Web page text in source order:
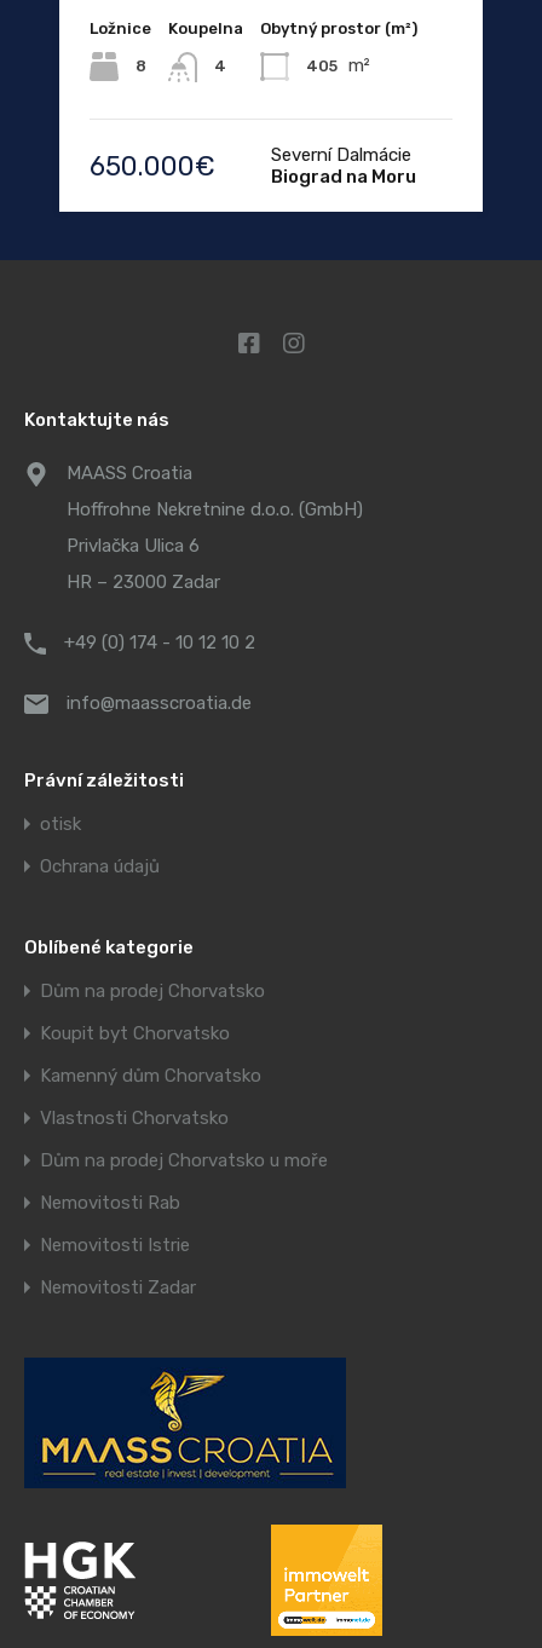
Ložnice
8
Koupelna
4
Obytný prostor (m²)
405 m²
650.000€
Severní Dalmácie
Biograd na Moru
Kontaktujte nás
MAASS Croatia
Hoffrohne Nekretnine d.o.o. (GmbH)
Privlačka Ulica 6
HR – 23000 Zadar
+49 (0) 174 - 10 12 10 2
info@maasscroatia.de
Právní záležitosti
otisk
Ochrana údajů
Oblíbené kategorie
Dům na prodej Chorvatsko
Koupit byt Chorvatsko
Kamenný dům Chorvatsko
Vlastnosti Chorvatsko
Dům na prodej Chorvatsko u moře
Nemovitosti Rab
Nemovitosti Istrie
Nemovitosti Zadar